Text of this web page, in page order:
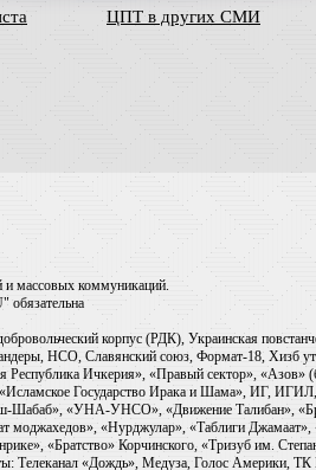
ЦПТ в других СМИ
и массовых коммуникаций.
обязательна
корпус (РДК), Украинская
НСО, Славянский союз, Формат-18, Хизб
Ичкерия», «Правый сектор»,
«Исламское Государство Ирака и Шама»,
«УНА-УНСО», «Движение Талибан»,
«Нурджулар», «Таблиги
«Братство» Корчинского, «Тризуб им.
«Дождь», Медуза, Голос Америки,